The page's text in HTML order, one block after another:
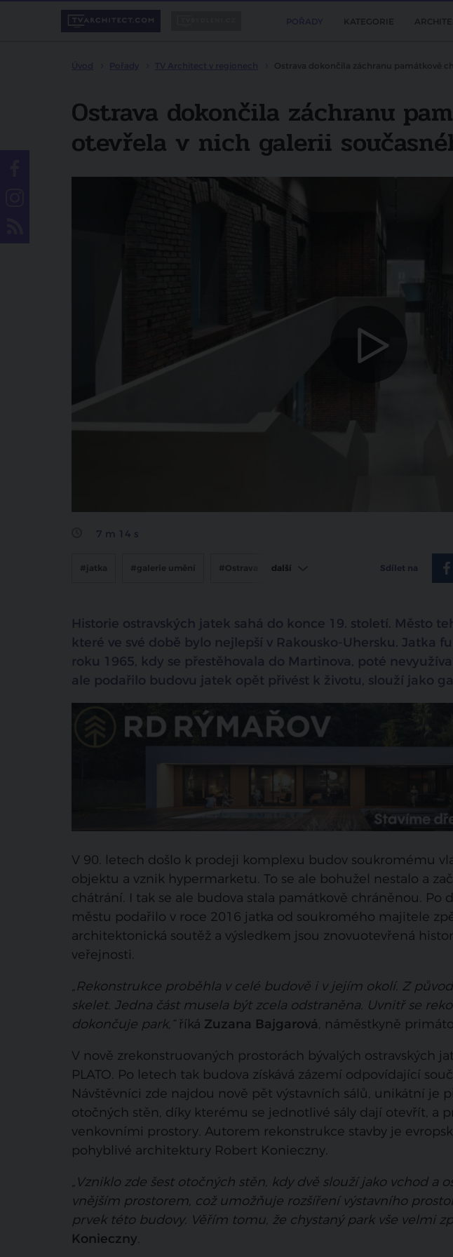
KATEGORIE
Ostrava dokončila záchranu památkově
Ostrava dokončila záchranu
otevřela v nich galerii
TV Architect
7 m 14 s
#jatka #galerie umění #Ostrava další Sdílet na
Historie ostravských jatek sahá do konce 19. století. Město
které ve své době bylo nejlepší v Rakousko-Uhersku. Jatka
roku 1965, kdy se přestěhovala do Martinova, poté
ale podařilo budovu jatek opět přivést k životu, slouží jako
V 90. letech došlo k prodeji komplexu budov soukromému
objektu a vznik hypermarketu. To se ale bohužel nestalo a
chátrání. I tak se ale budova stala památkově chráněnou. Po
městu podařilo v roce 2016 jatka od soukromého majitele
architektonická soutěž a výsledkem jsou znovuotevřená
veřejnosti.
„Rekonstrukce proběhla v celé budově i v jejím okolí. Z
skelet. Jedna část musela být zcela odstraněna. Uvnitř se
dokončuje park,“říká Zuzana Bajgarová, náměstkyně
V nově zrekonstruovaných prostorách bývalých ostravských
PLATO. Po letech tak budova získává zázemí odpovídající
Návštěvníci zde najdou nově pět výstavních sálů, unikátní je
otočných stěn, díky kterému se jednotlivé sály dají otevřít, a
venkovními prostory. Autorem rekonstrukce stavby je
pohyblivé architektury Robert Konieczny.
„Vzniklo zde šest otočných stěn, kdy dvě slouží jako vchod a
vnějším prostorem, což umožňuje rozšíření výstavního
prvek této budovy. Věřím tomu, že chystaný park vše velmi
Konieczny.